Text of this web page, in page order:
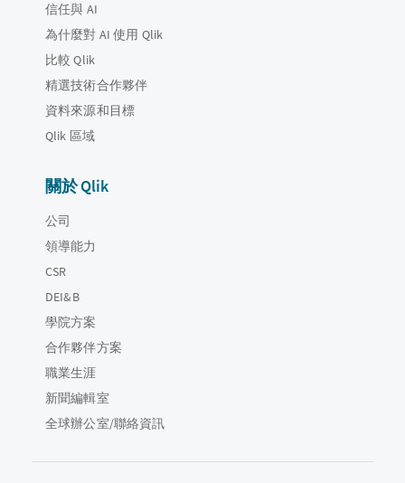
信任與 AI
為什麼對 AI 使用 Qlik
比較 Qlik
精選技術合作夥伴
資料來源和目標
Qlik 區域
關於 Qlik
公司
領導能力
CSR
DEI&B
學院方案
合作夥伴方案
職業生涯
新聞編輯室
全球辦公室/聯絡資訊